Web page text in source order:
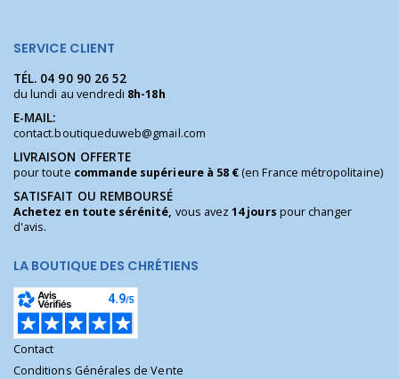
SERVICE CLIENT
TÉL. 04 90 90 26 52
du lundi au vendredi 8h-18h
E-MAIL:
contact.boutiqueduweb@gmail.com
LIVRAISON OFFERTE
pour toute commande supérieure à 58 €(en France métropolitaine)
SATISFAIT OU REMBOURSÉ
Achetez en toute sérénité, vous avez14 jours pour changer
d'avis.
LA BOUTIQUE DES CHRÉTIENS
Contact
Conditions Générales de Vente